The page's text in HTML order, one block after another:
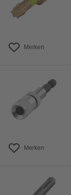
Merken
Merken